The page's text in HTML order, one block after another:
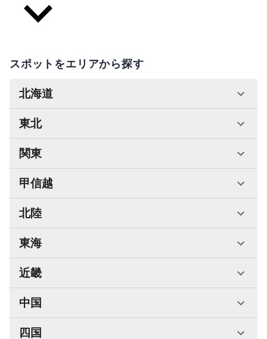
スポットをエリアから探す
北海道
東北
関東
甲信越
北陸
東海
近畿
中国
四国